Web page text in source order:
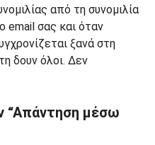
από τη συνομιλία
email σας και όταν
ξανά στη
δουν όλοι. Δεν
“Απάντηση μέσω